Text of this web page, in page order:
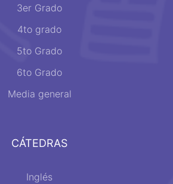
3er Grado
4to grado
5to Grado
6to Grado
Media general
CÁTEDRAS
Inglés